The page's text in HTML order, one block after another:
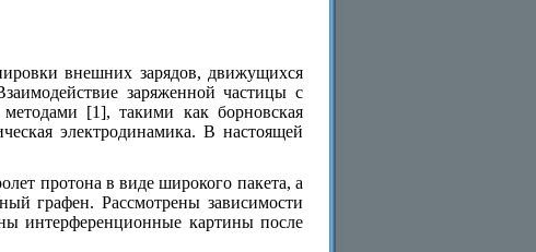
внешних зарядов, движущихся
заряженной частицы с
[1], такими как борновская
электродинамика. В настоящей
протона в виде широкого пакета, а
графен. Рассмотрены зависимости
интерференционные картины после